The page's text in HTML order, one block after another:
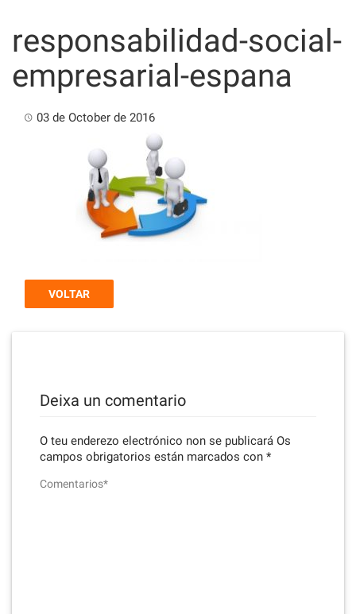
content
responsabilidad-social-
empresarial-espana
03 de October de 2016
VOLTAR
Deixa un comentario
O teu enderezo electrónico non se publicará Os
campos obrigatorios están marcados con *
Comentarios*